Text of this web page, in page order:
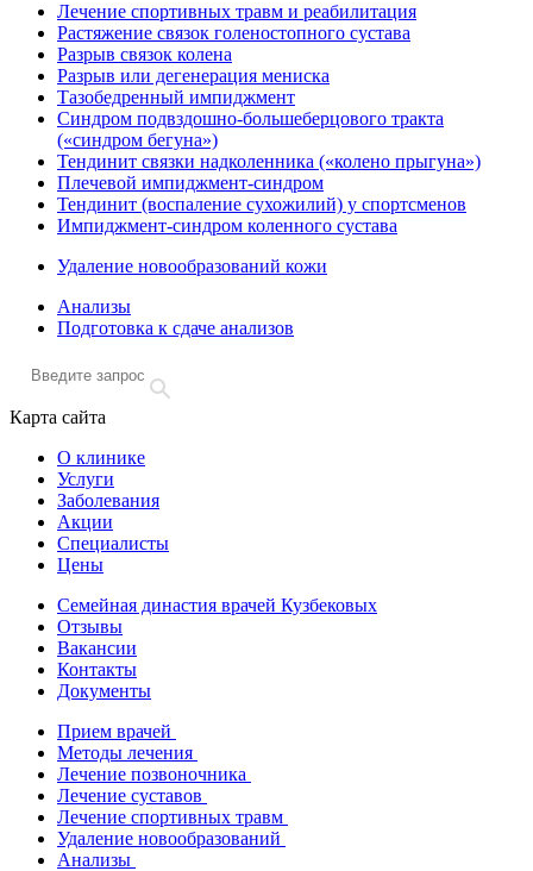
Лечение спортивных травм и реабилитация
Растяжение связок голеностопного сустава
Разрыв связок колена
Разрыв или дегенерация мениска
Тазобедренный импиджмент
Синдром подвздошно-большеберцового тракта
(«синдром бегуна»)
Тендинит связки надколенника («колено прыгуна»)
Плечевой импиджмент-синдром
Тендинит (воспаление сухожилий) у спортсменов
Импиджмент-синдром коленного сустава
Удаление новообразований кожи
Анализы
Подготовка к сдаче анализов
Карта сайта
О клинике
Услуги
Заболевания
Акции
Специалисты
Цены
Семейная династия врачей Кузбековых
Отзывы
Вакансии
Контакты
Документы
Прием врачей
Методы лечения
Лечение позвоночника
Лечение суставов
Лечение спортивных травм
Удаление новообразований
Анализы